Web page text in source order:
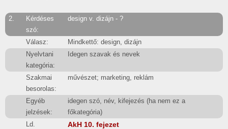
2.
Kérdéses
szó:
design v. dizájn - ?
Válasz:
Mindkettő: design, dizájn
Nyelvtani
kategória:
Idegen szavak és nevek
Szakmai
besorolas:
művészet; marketing, reklám
Egyéb
jelzések:
idegen szó, név, kifejezés (ha nem ez a
főkategória)
Ld.
AkH 10. fejezet